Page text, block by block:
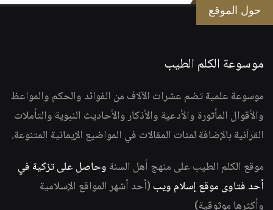
حول الموقع
موسوعة الكلم الطيب
موسوعة علمية تضم عشرات الآلاف من الفوائد والحكم والمواعظ
والأقوال المأثورة والأدعية والأذكار والأحاديث النبوية والتأملات
القرآنية بالإضافة لمئات المقالات في المواضيع الإيمانية المتنوعة.
موقع الكلم الطيب على منهج أهل السنة وحاصل على تزكية في
أحد فتاوى موقع إسلام ويب (أحد أشهر المواقع الإسلامية
وأكثرها موثوقية)